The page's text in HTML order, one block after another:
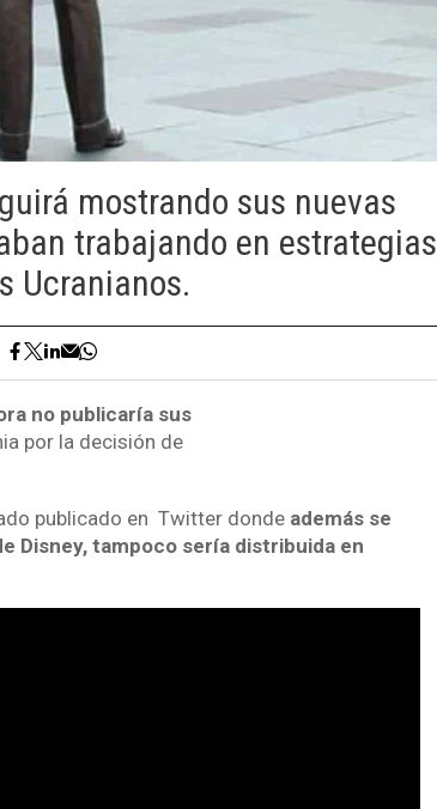
mostrando sus nuevas
trabajando en estrategias
Ucranianos.
no publicaría sus
por la decisión de
publicado en Twitter donde además se
Disney, tampoco sería distribuida en